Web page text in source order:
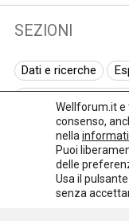
SEZIONI
Dati e ricerche
Normativa europea
I seminari di
Spazio ai promotori
Wellforum.it e
consenso,
nella
Puoi
delle
Usa il
senza